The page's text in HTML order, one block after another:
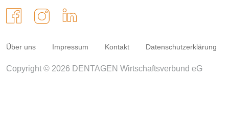
Über uns Impressum Kontakt Datenschutzerklärung
Copyright © 2026 DENTAGEN Wirtschaftsverbund eG